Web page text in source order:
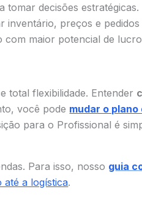
tomar decisões estratégicas.
preços e
com maior potencial de
total flexibilidade. Entender
você pode mudar o
para o Profissional é
Para isso, nosso guia
a logística.